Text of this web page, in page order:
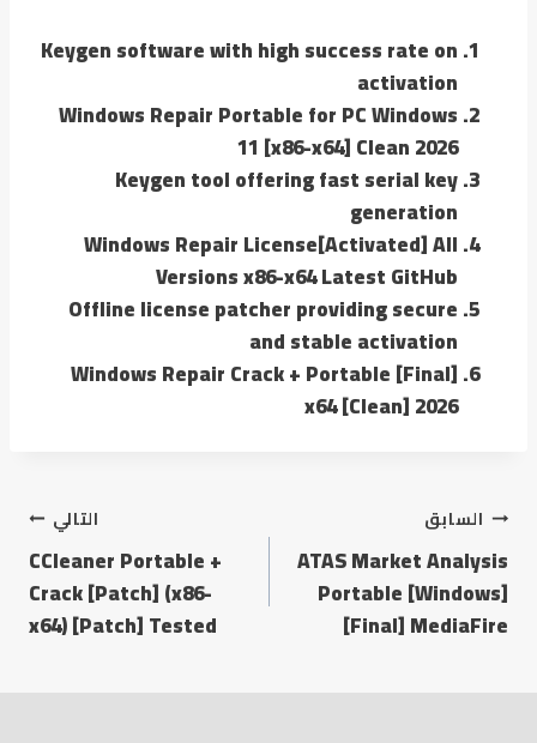
Keygen software with high success rate on
activation
Windows Repair Portable for PC Windows
11 [x86-x64] Clean 2026
Keygen tool offering fast serial key
generation
Windows Repair License[Activated] All
Versions x86-x64 Latest GitHub
Offline license patcher providing secure
and stable activation
Windows Repair Crack + Portable [Final]
x64 [Clean] 2026
السابق
ATAS Market Analysis
Portable [Windows]
[Final] MediaFire
التالي
CCleaner Portable +
Crack [Patch] (x86-
x64) [Patch] Tested